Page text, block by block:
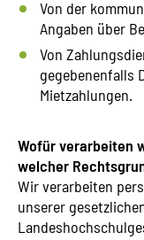
Von der
Angaben über
Von
gegebenenfalls
Mietzahlungen.
Wofür verarbeiten
welcher
Wir verarbeiten
unserer